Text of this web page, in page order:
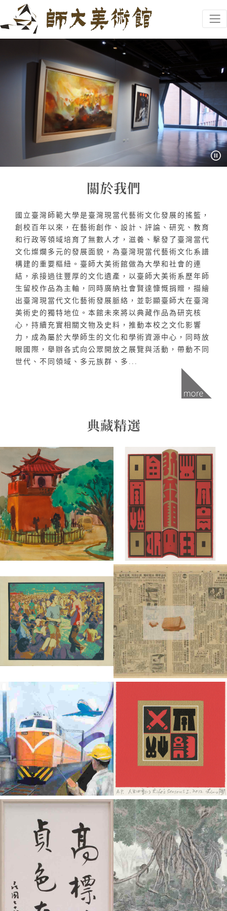
跳到主要內容
網頁導覽
國立臺灣師範大學是臺灣現當代藝術文化發展的搖籃，
創校百年以來，在藝術創作、設計、評論、研究、教育
和行政等領域培育了無數人才，滋養、擊發了臺灣當代
文化燦爛多元的發展面貌，為臺灣現當代藝術文化系譜
構建的重要樞紐。臺師大美術館做為大學和社會的連
結，承接過往豐厚的文化遺產，以臺師大美術系歷年師
生留校作品為主軸，同時廣納社會賢達慷慨捐贈，描繪
出臺灣現當代文化藝術發展脈絡，並彰顯臺師大在臺灣
美術史的獨特地位。本館未來將以典藏作品為研究核
心，持續充實相關文物及史料，推動本校之文化影響
力，成為屬於大學師生的文化和學術資源中心，同時放
眼國際，舉辦各式向公眾開放之展覽與活動，帶動不同
世代、不同領域、多元族群、多...